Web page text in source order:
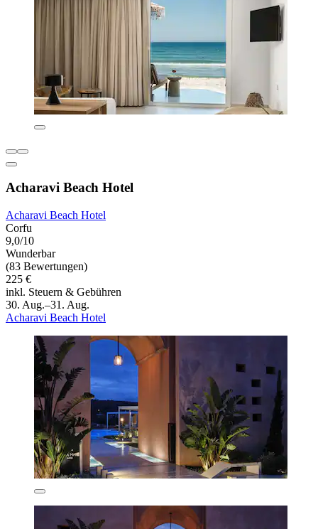
Acharavi Beach Hotel
Acharavi Beach Hotel
Corfu
9,0/10
Wunderbar
(83 Bewertungen)
225 €
inkl. Steuern & Gebühren
30. Aug.–31. Aug.
Acharavi Beach Hotel